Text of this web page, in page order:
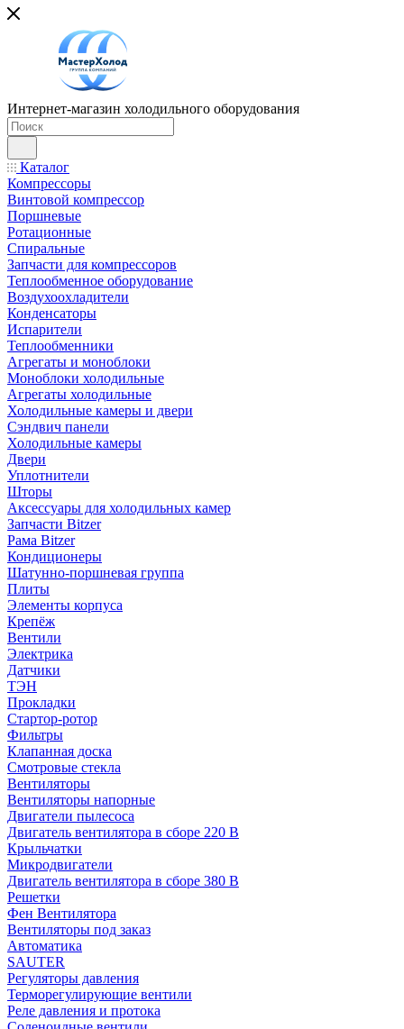
Интернет-магазин холодильного оборудования
Каталог
Компрессоры
Винтовой компрессор
Поршневые
Ротационные
Спиральные
Запчасти для компрессоров
Теплообменное оборудование
Воздухоохладители
Конденсаторы
Испарители
Теплообменники
Агрегаты и моноблоки
Моноблоки холодильные
Агрегаты холодильные
Холодильные камеры и двери
Сэндвич панели
Холодильные камеры
Двери
Уплотнители
Шторы
Аксессуары для холодильных камер
Запчасти Bitzer
Рама Bitzer
Кондиционеры
Шатунно-поршневая группа
Плиты
Элементы корпуса
Крепёж
Вентили
Электрика
Датчики
ТЭН
Прокладки
Стартор-ротор
Фильтры
Клапанная доска
Смотровые стекла
Вентиляторы
Вентиляторы напорные
Двигатели пылесоса
Двигатель вентилятора в сборе 220 В
Крыльчатки
Микродвигатели
Двигатель вентилятора в сборе 380 В
Решетки
Фен Вентилятора
Вентиляторы под заказ
Автоматика
SAUTER
Регуляторы давления
Терморегулирующие вентили
Реле давления и протока